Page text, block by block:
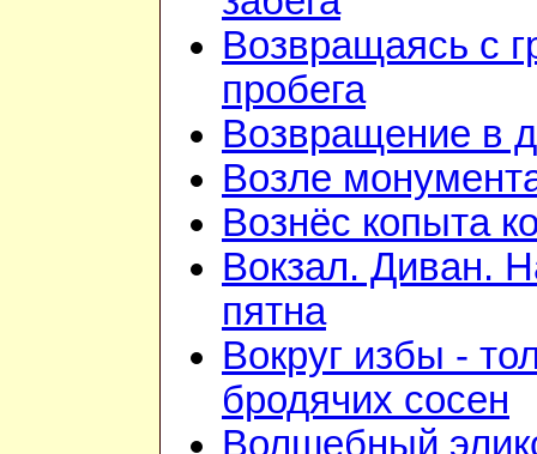
Возвращаясь с
пробега
Возвращение в
Возле
Вознёс копыта
Вокзал. Диван.
пятна
Вокруг избы -
бродячих сосен
Волшебный